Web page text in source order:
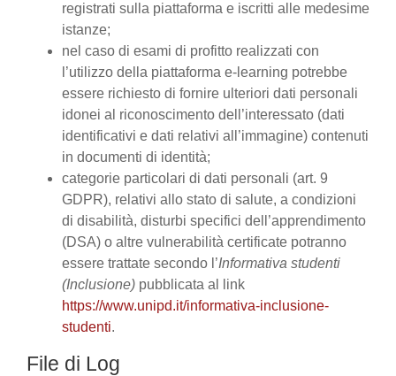
registrati sulla piattaforma e iscritti alle medesime
istanze;
nel caso di esami di profitto realizzati con
l’utilizzo della piattaforma e-learning potrebbe
essere richiesto di fornire ulteriori dati personali
idonei al riconoscimento dell’interessato (dati
identificativi e dati relativi all’immagine) contenuti
in documenti di identità;
categorie particolari di dati personali (art. 9
GDPR), relativi allo stato di salute, a condizioni
di disabilità, disturbi specifici dell’apprendimento
(DSA) o altre vulnerabilità certificate potranno
essere trattate secondo l’Informativa studenti
(Inclusione) pubblicata al link
https://www.unipd.it/informativa-inclusione-
studenti.
File di Log